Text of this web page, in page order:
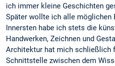
ich immer kleine Geschichten
Später wollte ich alle möglichen
Innersten habe ich stets die
Handwerken, Zeichnen und
Architektur hat mich schließlich
Schnittstelle zwischen dem